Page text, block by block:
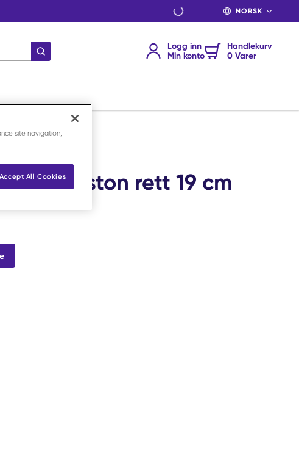
SPRÅK
send søk
Logg inn
Min konto
Handlekurv
0 Varer
Liston rett 19 cm
site navigation,
Accept All Cookies